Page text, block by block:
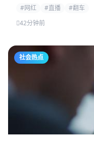
#网红
#直播
#翻车
42分钟前
社会热点